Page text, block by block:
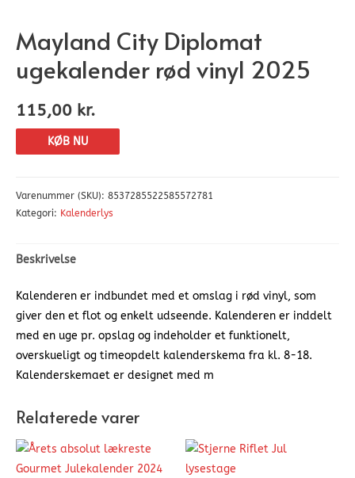
Mayland City Diplomat
ugekalender rød vinyl 2025
115,00 kr.
KØB NU
Varenummer (SKU): 8537285522585572781
Kategori: Kalenderlys
Beskrivelse
Kalenderen er indbundet med et omslag i rød vinyl, som
giver den et flot og enkelt udseende. Kalenderen er inddelt
med en uge pr. opslag og indeholder et funktionelt,
overskueligt og timeopdelt kalenderskema fra kl. 8-18.
Kalenderskemaet er designet med m
Relaterede varer